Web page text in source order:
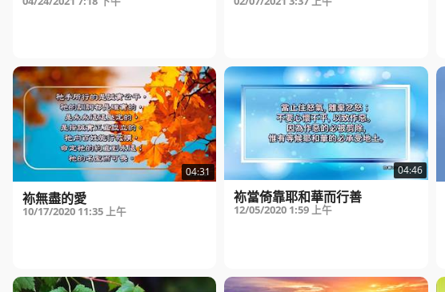
04:31
袮無盡的愛
10/17/2020 11:35 上午
04:46
袮當倚靠耶和華而行善
12/05/2020 1:59 上午